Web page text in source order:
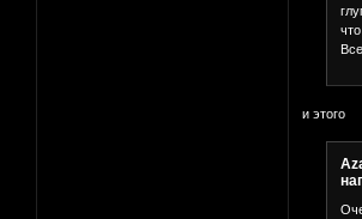
и этого